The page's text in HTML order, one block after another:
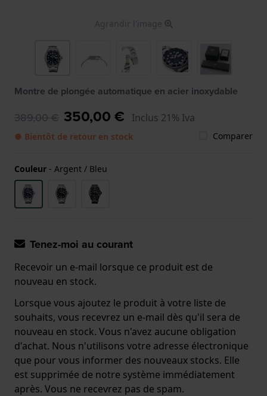
Agrandir l'image
Montre de plongée automatique en acier inoxydable
389,00 € 350,00 € Inclus 21% Iva
● Bientôt de retour en stock Comparer
Couleur - Argent / Bleu
Tenez-moi au courant
Recevoir un e-mail lorsque ce produit est de
nouveau en stock.
Lorsque vous ajoutez le produit à votre liste de
souhaits, vous recevrez un e-mail dès qu'il sera de
nouveau en stock. Vous n'avez aucune obligation
d'achat. Nous n'utilisons votre adresse électronique
que pour vous informer des nouveaux stocks. Elle
est supprimée de notre système immédiatement
après. Vous ne recevrez pas de spam.